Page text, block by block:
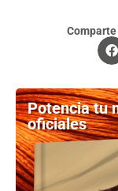
Potencia tu
oficiales